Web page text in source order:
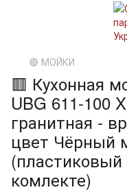
🔴 МОЙКИ
🟥 Кухонная
UBG 611-100
гранитная -
цвет Чёрный
комлекте)